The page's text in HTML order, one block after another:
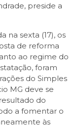
preside a
na sexta (17), os
de reforma
ao regime do
foram
do Simples
MG deve se
do
a fomentar o
às